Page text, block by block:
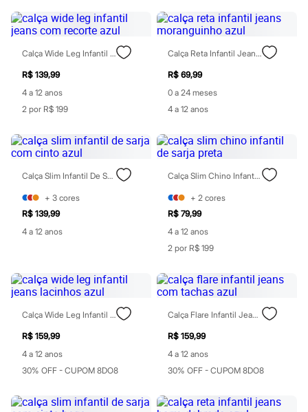
Hidratante
Protetor solar
Tônicos
Base
Batom
Blush
Corretivo
Gloss
Pó facial
Sombras
Al Wataniah
Banderas
Beleza C&A
Boca Rosa
Bruna Tavares
Carolina Herrera
Ciclo
Fran by Franciny Ehlke
Mascavo
Niina Secrets
Payot
Rabanne
Real Techniques
Vizzela
Vult
Perfumes femininos
Perfumes infantis
Calça Wide Leg Infantil Jeans Com Recorte Azul
R$ 139,99
4 a 12 anos
2 por R$ 199
Calça Reta Infantil Jeans Moranguinho Azul
R$ 69,99
0 a 24 meses
4 a 12 anos
Calça Slim Infantil De Sarja Com Cinto Azul
+ 3 cores
R$ 139,99
4 a 12 anos
Calça Slim Chino Infantil De Sarja Preta
+ 2 cores
R$ 79,99
4 a 12 anos
2 por R$ 199
Calça Wide Leg Infantil Jeans Lacinhos Azul
R$ 159,99
4 a 12 anos
30% OFF - CUPOM 8DO8
Calça Flare Infantil Jeans Com Tachas Azul
R$ 159,99
4 a 12 anos
30% OFF - CUPOM 8DO8